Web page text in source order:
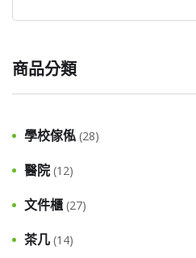
商品分類
學校傢俬 (28)
醫院 (12)
文件櫃 (27)
茶几 (14)